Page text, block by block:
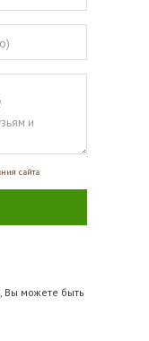
сайта
Вы можете быть